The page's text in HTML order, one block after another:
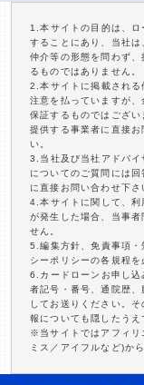
1.本サイトの目的は、
することにあり、当社は
仲介等の形態を問わず
るものではありません。
2.本サイトに掲載される
注意を払っていますが
保証するものではござ
提供する事業者に直接
い。
3.当社及び当社アドバイ
についてのご質問には
に直接お問い合わせ下さ
4.本サイトに関して、利
が発生した場合、当事
せん。
5.編集方針、免責事項・
シーポリシーの各規程
6.カードローンお申し込
者記号・番号、通院歴
してお送りください。
報についても隠したうえ
※当サイトではアフィリ
ミス／アイフルなど)か